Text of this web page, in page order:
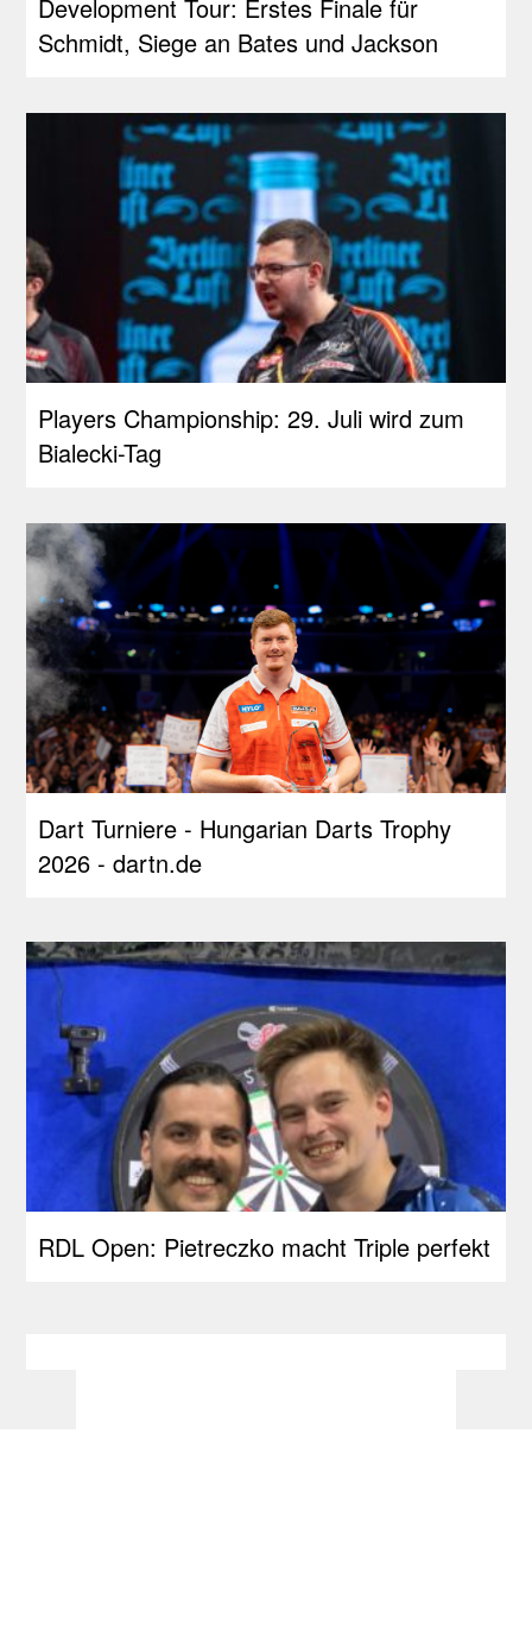
Development Tour: Erstes Finale für
Schmidt, Siege an Bates und Jackson
Players Championship: 29. Juli wird zum
Bialecki-Tag
Dart Turniere - Hungarian Darts Trophy
2026 - dartn.de
RDL Open: Pietreczko macht Triple perfekt